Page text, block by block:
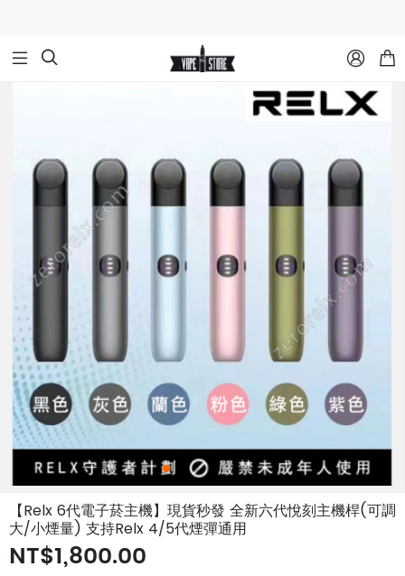
  
【Relx 6代電子菸主機】現貨秒發 全新六代悅刻主機桿(可調
大/小煙量) 支持Relx 4/5代煙彈通用
NT$1,800.00